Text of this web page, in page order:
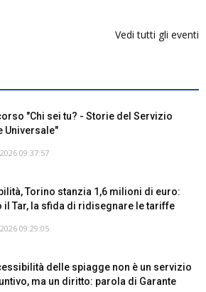
Vedi tutti gli eventi
"Chi sei tu? - Storie del Servizio
Universale"
09:37:57
Torino stanzia 1,6 milioni di euro:
il Tar, la sfida di ridisegnare le tariffe
09:29:05
delle spiagge non è un servizio
ma un diritto: parola di Garante